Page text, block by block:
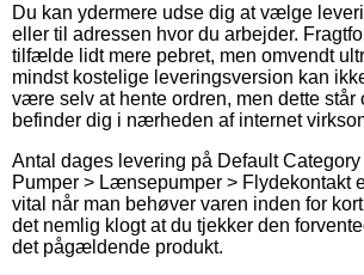
Du kan ydermere udse dig at vælge
eller til adressen hvor du arbejder.
tilfælde lidt mere pebret, men omvendt
mindst kostelige leveringsversion kan
være selv at hente ordren, men dette står
befinder dig i nærheden af internet
Antal dages levering på Default
Pumper > Lænsepumper > Flydekontakt
vital når man behøver varen inden for
det nemlig klogt at du tjekker den
det pågældende produkt.